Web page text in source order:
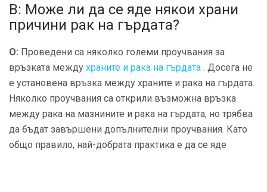
В: Може ли да се яде някои храни
причини рак на гърдата?
О: Проведени са няколко големи проучвания за
връзката между храните и рака на гърдата . Досега не
е установена връзка между храните и рака на гърдата.
Няколко проучвания са открили възможна връзка
между рака на мазнините и рака на гърдата, но трябва
да бъдат завършени допълнителни проучвания. Като
общо правило, най-добрата практика е да се яде